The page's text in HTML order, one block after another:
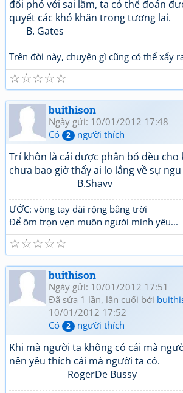
đối phó với sai lầm, ta có thể đoán
quyết các khó khăn trong tương lai.
B. Gates
Trên đời này, chuyện gì cũng có thể xẩy
☆
☆
☆
☆
☆
buithison
Ngày gửi: 10/01/2012 17:48
Có
2 người thích
Trí khôn là cái được phân bố đều cho
chưa bao giờ thấy ai lo lắng về sự
B.Shavv
ƯỚC: vòng tay dài rộng bằng trời
Để ôm trọn vẹn muôn người mình yêu...
☆
☆
☆
☆
☆
buithison
Ngày gửi: 10/01/2012 17:51
Đã sửa 1 lần, lần cuối bởi
10/01/2012 17:52
Có
2 người thích
Khi mà người ta không có cái mà
nên yêu thích cái mà người ta có.
RogerDe Bussy